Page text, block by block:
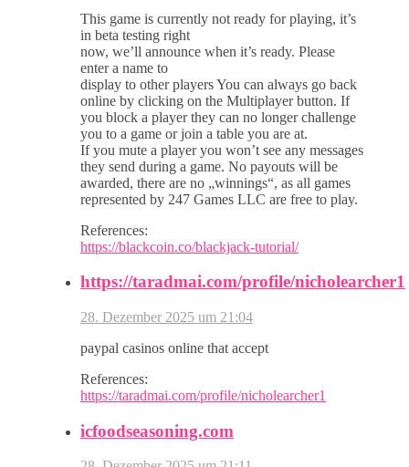
This game is currently not ready for playing, it’s
in beta testing right
now, we’ll announce when it’s ready. Please
enter a name to
display to other players You can always go back
online by clicking on the Multiplayer button. If
you block a player they can no longer challenge
you to a game or join a table you are at.
If you mute a player you won’t see any messages
they send during a game. No payouts will be
awarded, there are no „winnings“, as all games
represented by 247 Games LLC are free to play.
References:
https://blackcoin.co/blackjack-tutorial/
https://taradmai.com/profile/nicholearcher1
28. Dezember 2025 um 21:04
paypal casinos online that accept
References:
https://taradmai.com/profile/nicholearcher1
icfoodseasoning.com